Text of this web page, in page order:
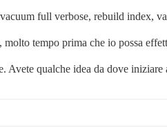
full verbose, rebuild index,
tempo prima che io possa
qualche idea da dove iniziare